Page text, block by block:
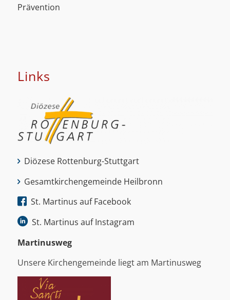
Prävention
Links
Diözese Rottenburg-Stuttgart
Gesamtkirchengemeinde Heilbronn
St. Martinus auf Facebook
St. Martinus auf Instagram
Martinus­weg
Unsere Kirchengemeinde liegt am Martinusweg